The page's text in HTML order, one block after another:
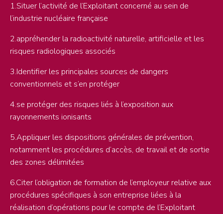
1.Situer l’activité de l’Exploitant concerné au sein de
l’industrie nucléaire française
2.appréhender la radioactivité naturelle, artificielle et les
risques radiologiques associés
3.Identifier les principales sources de dangers
conventionnels et s’en protéger
4.se protéger des risques liés à l’exposition aux
rayonnements ionisants
5.Appliquer les dispositions générales de prévention,
notamment les procédures d’accès, de travail et de sortie
des zones délimitées
6.Citer l’obligation de formation de l’employeur relative aux
procédures spécifiques à son entreprise liées à la
réalisation d’opérations pour le compte de l’Exploitant